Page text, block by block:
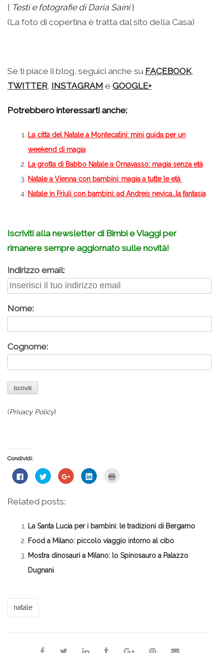
{ Testi e fotografie di Daria Saini}
(La foto di copertina è tratta dal sito della Casa)
Se ti piace il blog, seguici anche su FACEBOOK,
TWITTER INSTAGRAM e GOOGLE+
Potrebbero interessarti anche:
La città del Natale a Montecatini: mini guida per un
weekend di magia
La grotta di Babbo Natale a Ornavasso: magia senza età
Natale a Vienna con bambini: magia a tutte le età
Natale in Friuli con bambini: ad Andreis nevica…la fantasia
Iscriviti alla newsletter di Bimbi e Viaggi per
rimanere sempre aggiornato sulle novità!
Indirizzo email:
Nome:
Cognome:
(Privacy Policy)
Condividi:
Fai
clic
su
Facebook
in
una
finestra)
Fai
clic
condividere
su
apre
in
nuova
finestra)
Fai
clic
in
nuova
finestra)
Fai
clic
apre
in
nuova
finestra)
una
nuova
Related posts:
La Santa Lucia per i bambini: le tradizioni di Bergamo
Food a Milano: piccolo viaggio intorno al cibo
Mostra dinosauri a Milano: lo Spinosauro a Palazzo
Dugnani
Milena Marchioni
natale